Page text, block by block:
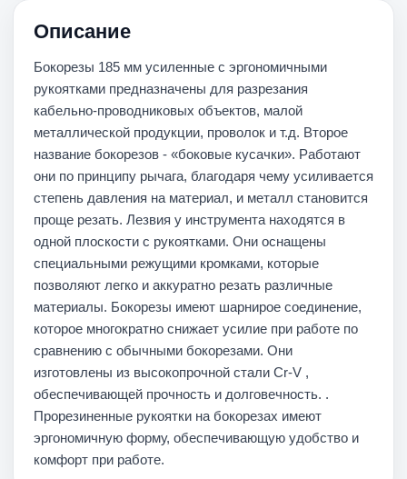
Описание
Бокорезы 185 мм усиленные с эргономичными
рукоятками предназначены для разрезания
кабельно-проводниковых объектов, малой
металлической продукции, проволок и т.д. Второе
название бокорезов - «боковые кусачки». Работают
они по принципу рычага, благодаря чему усиливается
степень давления на материал, и металл становится
проще резать. Лезвия у инструмента находятся в
одной плоскости с рукоятками. Они оснащены
специальными режущими кромками, которые
позволяют легко и аккуратно резать различные
материалы. Бокорезы имеют шарнирое соединение,
которое многократно снижает усилие при работе по
сравнению с обычными бокорезами. Они
изготовлены из высокопрочной стали Cr-V ,
обеспечивающей прочность и долговечность. .
Прорезиненные рукоятки на бокорезах имеют
эргономичную форму, обеспечивающую удобство и
комфорт при работе.